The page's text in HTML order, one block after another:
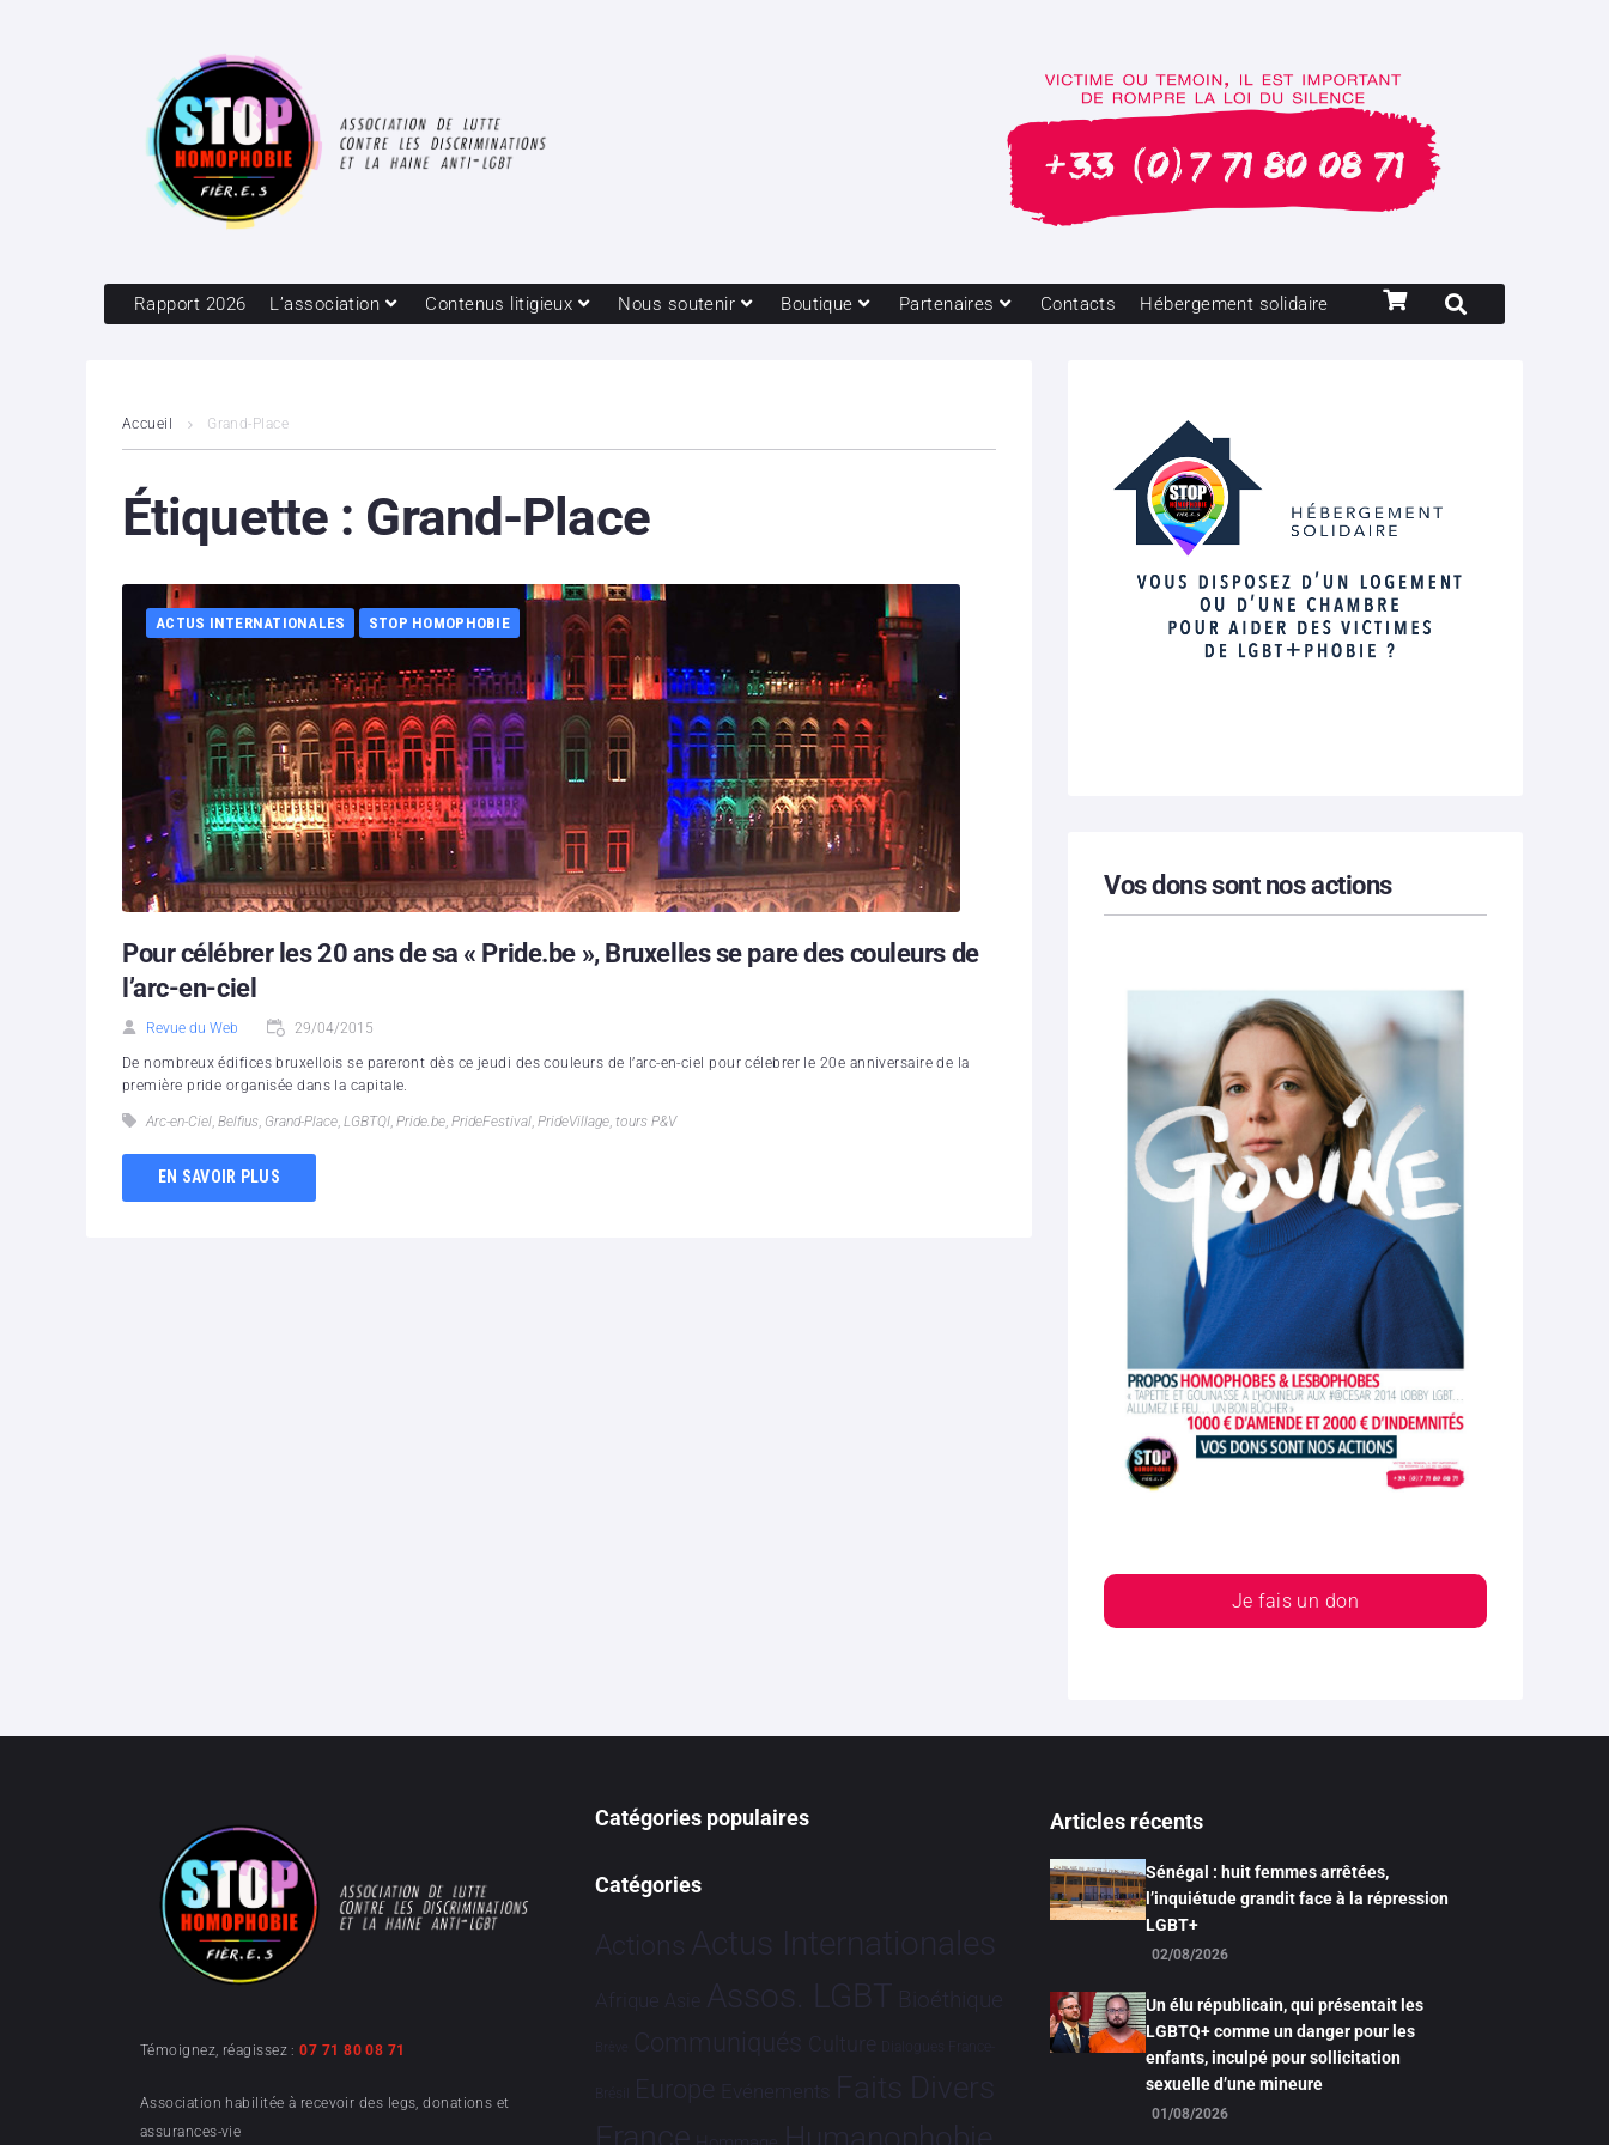
Rapport 2026 L’association Contenus litigieux Nous soutenir Boutique Partenaires Contacts Hébergement solidaire
Accueil Grand-Place
Étiquette : Grand-Place
ACTUS INTERNATIONALES STOP HOMOPHOBIE
Pour célébrer les 20 ans de sa « Pride.be », Bruxelles se pare des couleurs de
l’arc-en-ciel
Revue du Web 29/04/2015
De nombreux édifices bruxellois se pareront dès ce jeudi des couleurs de l’arc-en-ciel pour célebrer le 20e anniversaire de la
première pride organisée dans la capitale.
Arc-en-Ciel, Belfius, Grand-Place, LGBTQI, Pride.be, PrideFestival, PrideVillage, tours P&V
EN SAVOIR PLUS
Vos dons sont nos actions
Je fais un don
Témoignez, réagissez :07 71 80 08 71
Association habilitée à recevoir des legs, donations et
assurances-vie
Catégories populaires
Catégories
Actions Actus Internationales
Afrique Asie Assos. LGBT Bioéthique
Brève Communiqués Culture Dialogues France-
Brésil Europe Evénements Faits Divers
Humanophobie
Articles récents
Sénégal : huit femmes arrêtées,
l’inquiétude grandit face à la répression
LGBT+
02/08/2026
Un élu républicain, qui présentait les
LGBTQ+ comme un danger pour les
enfants, inculpé pour sollicitation
sexuelle d’une mineure
01/08/2026